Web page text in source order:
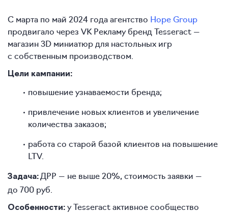
С марта по май 2024 года агентство Hope Group
продвигало через VK Рекламу бренд Tesseract —
магазин 3D миниатюр для настольных игр
с собственным производством.
Цели кампании:
повышение узнаваемости бренда;
привлечение новых клиентов и увеличение
количества заказов;
работа со старой базой клиентов на повышение
LTV.
Задача: ДРР — не выше 20%, стоимость заявки —
до 700 руб.
Особенности: у Tesseract активное сообщество